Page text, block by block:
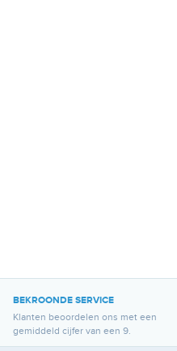
BEKROONDE SERVICE
Klanten beoordelen ons met een
gemiddeld cijfer van een 9.